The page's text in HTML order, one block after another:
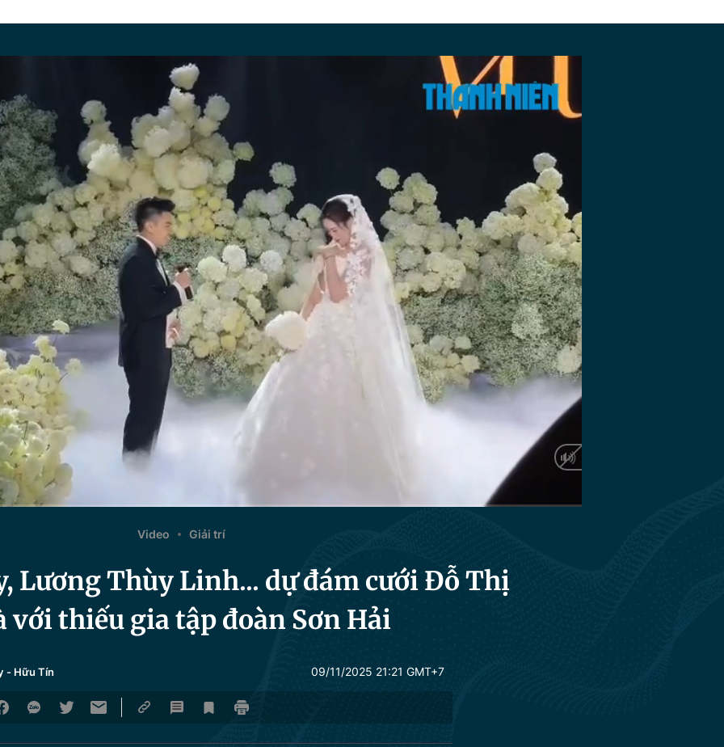
Video Giải trí
Lương Thùy Linh... dự đám cưới Đỗ Thị
với thiếu gia tập đoàn Sơn Hải
- Hữu Tín 09/11/2025 21:21 GMT+7